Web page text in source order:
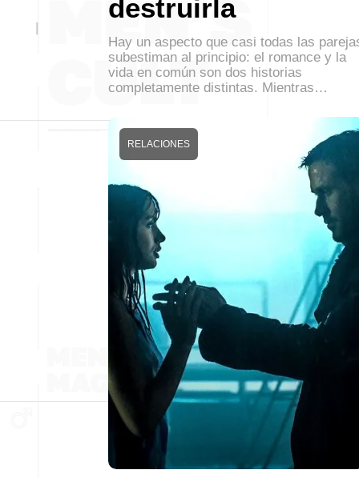
destruirla
Hay un aspecto que casi todas las
subestiman al principio: el romance y la
vida en común son dos historias
completamente distintas. Mientras…
RELACIONES